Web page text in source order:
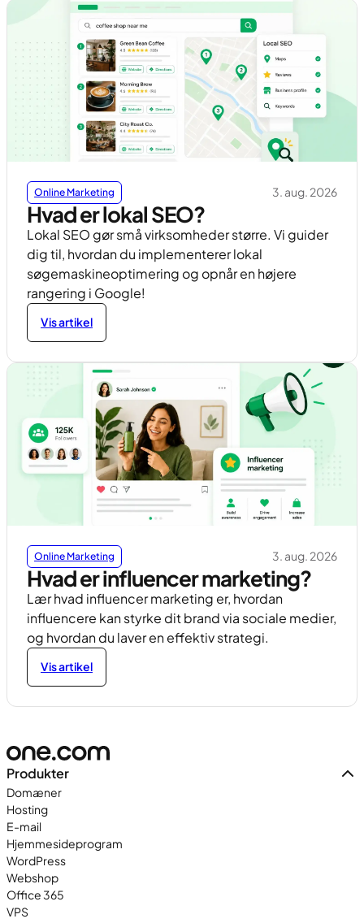
Online Marketing 3. aug. 2026
Hvad er lokal SEO?
Lokal SEO gør små virksomheder større. Vi guider
dig til, hvordan du implementerer lokal
søgemaskineoptimering og opnår en højere
rangering i Google!
Vis artikel
Online Marketing 3. aug. 2026
Hvad er influencer marketing?
Lær hvad influencer marketing er, hvordan
influencere kan styrke dit brand via sociale medier,
og hvordan du laver en effektiv strategi.
Vis artikel
Produkter
Domæner
Hosting
E-mail
Hjemmesideprogram
WordPress
Webshop
Office 365
VPS